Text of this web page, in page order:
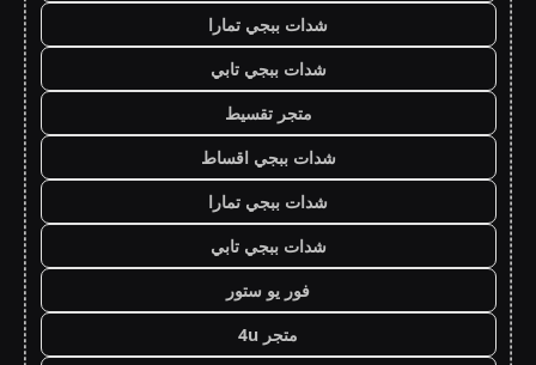
شدات ببجي تمارا
شدات ببجي تابي
متجر تقسيط
شدات ببجي اقساط
شدات ببجي تمارا
شدات ببجي تابي
فور يو ستور
متجر 4u